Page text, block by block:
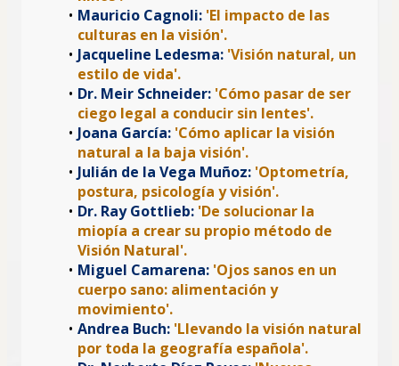
Mauricio Cagnoli: 'El impacto de las
culturas en la visión'.
Jacqueline Ledesma: 'Visión natural, un
estilo de vida'.
Dr. Meir Schneider: 'Cómo pasar de ser
ciego legal a conducir sin lentes'.
Joana García: 'Cómo aplicar la visión
natural a la baja visión'.
Julián de la Vega Muñoz: 'Optometría,
postura, psicología y visión'.
Dr. Ray Gottlieb: 'De solucionar la
miopía a crear su propio método de
Visión Natural'.
Miguel Camarena: 'Ojos sanos en un
cuerpo sano: alimentación y
movimiento'.
Andrea Buch: 'Llevando la visión natural
por toda la geografía española'.